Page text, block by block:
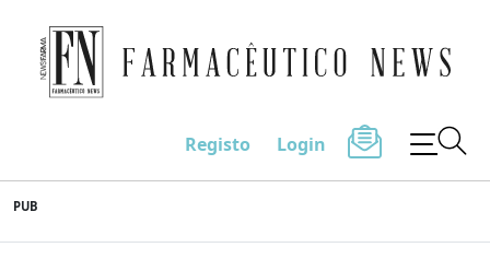
to
content
Farmacêutico News
Registo Login
PUB